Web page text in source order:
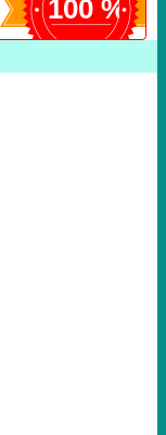
100 %